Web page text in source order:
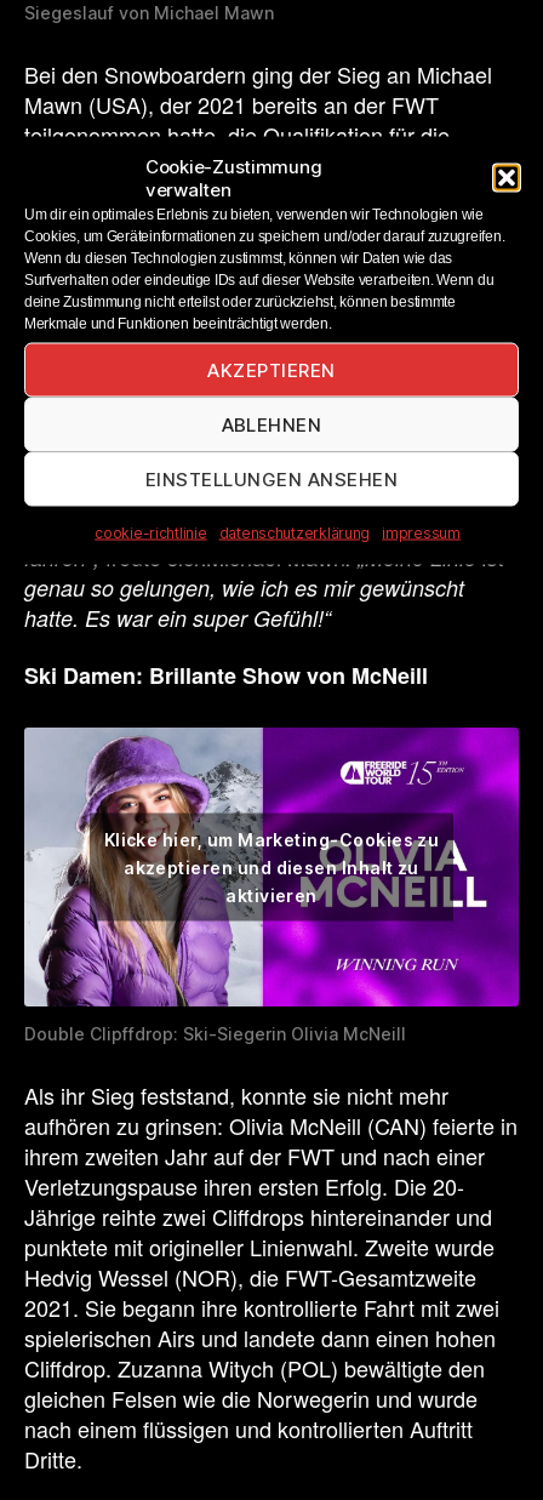
Cookie-Zustimmung
verwalten
Um dir ein optimales Erlebnis zu bieten, verwenden wir Technologien wie
Cookies, um Geräteinformationen zu speichern und/oder darauf zuzugreifen.
Wenn du diesen Technologien zustimmst, können wir Daten wie das
Surfverhalten oder eindeutige IDs auf dieser Website verarbeiten. Wenn du
deine Zustimmung nicht erteilst oder zurückziehst, können bestimmte
Merkmale und Funktionen beeinträchtigt werden.
AKZEPTIEREN
ABLEHNEN
EINSTELLUNGEN ANSEHEN
cookie-richtlinie datenschutzerklärung impressum
Siegeslauf von Michael Mawn
Bei den Snowboardern ging der Sieg an Michael
Mawn (USA), der 2021 bereits an der FWT
teilgenommen hatte, die Qualifikation für die
Saison 2022 nicht geschafft und sich über den
Umweg des Freeride World Qualifiers erneut einen
Platz auf der FWT gesichert hatte. Der Amerikaner
glänzte mit zwei 360s in beide Richtungen und
einer präzise absolvierten engen Passage. Zweiter
wurde Camille Armand (FRA), der mehrere Airs
und einen Backside 360 stand. Platz drei sicherte
sich Cody Bramwell (GBR), der den Sprung des
Tages zeigte, den extrem weiten Satz aber nicht
völlig sauber landen konnte.
„Ich bin sehr dankbar für dieses Ergebnis und auch
für die Chance, mit diesen tollen Athleten zu
fahren“, freute sichMichael Mawn. „Meine Linie ist
genau so gelungen, wie ich es mir gewünscht
hatte. Es war ein super Gefühl!“
Ski Damen: Brillante Show von McNeill
Klicke hier, um Marketing-Cookies zu
akzeptieren und diesen Inhalt zu
aktivieren
Double Clipffdrop: Ski-Siegerin Olivia McNeill
Als ihr Sieg feststand, konnte sie nicht mehr
aufhören zu grinsen: Olivia McNeill (CAN) feierte in
ihrem zweiten Jahr auf der FWT und nach einer
Verletzungspause ihren ersten Erfolg. Die 20-
Jährige reihte zwei Cliffdrops hintereinander und
punktete mit origineller Linienwahl. Zweite wurde
Hedvig Wessel (NOR), die FWT-Gesamtzweite
2021. Sie begann ihre kontrollierte Fahrt mit zwei
spielerischen Airs und landete dann einen hohen
Cliffdrop. Zuzanna Witych (POL) bewältigte den
gleichen Felsen wie die Norwegerin und wurde
nach einem flüssigen und kontrollierten Auftritt
Dritte.